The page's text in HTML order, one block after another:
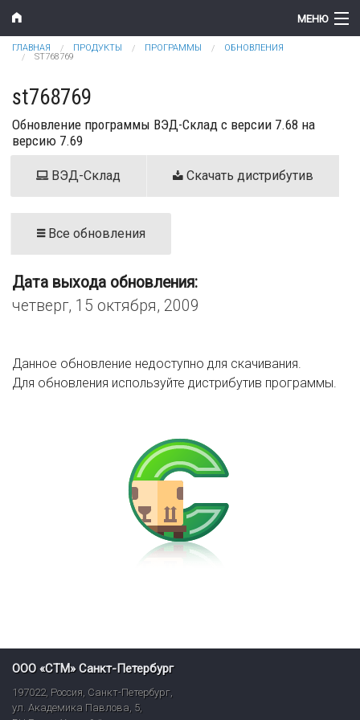
Перейти к основному содержанию
МЕНЮ
Компания
Новости
Продукты
Поддержка
Контакты
Вы здесь
ГЛАВНАЯ ПРОДУКТЫ ПРОГРАММЫ
ОБНОВЛЕНИЯ
ST768769
st768769
Обновление программы ВЭД-Склад с версии 7.68 на
версию 7.69
ВЭД-Склад Скачать дистрибутив
Все обновления
Дата выхода обновления:
четверг, 15 октября, 2009
Данное обновление недоступно для скачивания.
Для обновления используйте дистрибутив программы.
ООО «СТМ» Санкт-Петербург
197022, Россия, Санкт-Петербург,
ул. Академика Павлова, 5,